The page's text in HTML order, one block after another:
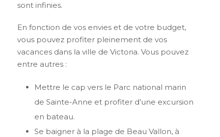
sont infinies.
En fonction de vos envies et de votre budget,
vous pouvez profiter pleinement de vos
vacances dans la ville de Victoria. Vous pouvez
entre autres :
Mettre le cap vers le Parc national marin
de Sainte-Anne et profiter d’une excursion
en bateau.
Se baigner à la plage de Beau Vallon, à